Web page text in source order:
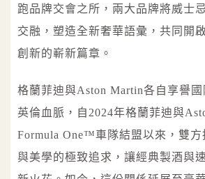
跑品牌交會之所，兩大品牌將威士
交融，塑造全新奢華語彙，共同開
創新的嶄新篇章。
格蘭菲迪與Aston Martin各自享譽
英倫血脈，自2024年格蘭菲迪與
Formula One™車隊結盟以來，雙方
與美學的極致追求，讓經典製酒與